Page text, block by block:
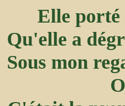
Elle porté
Qu'elle a
Sous mon